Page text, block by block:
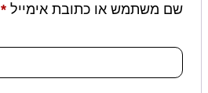
שם משתמש או כתובת אימייל *